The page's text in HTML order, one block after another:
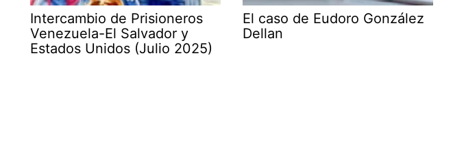
Intercambio de Prisioneros
Venezuela-El Salvador y
Estados Unidos (Julio 2025)
El caso de Eudoro González
Dellan